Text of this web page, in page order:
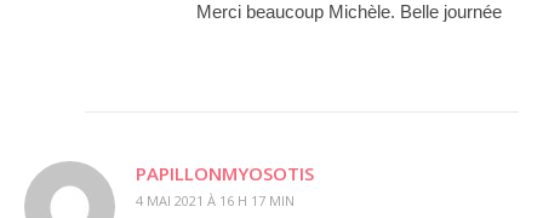
Merci beaucoup Michèle. Belle journée
PAPILLONMYOSOTIS
4 MAI 2021 À 16 H 17 MIN